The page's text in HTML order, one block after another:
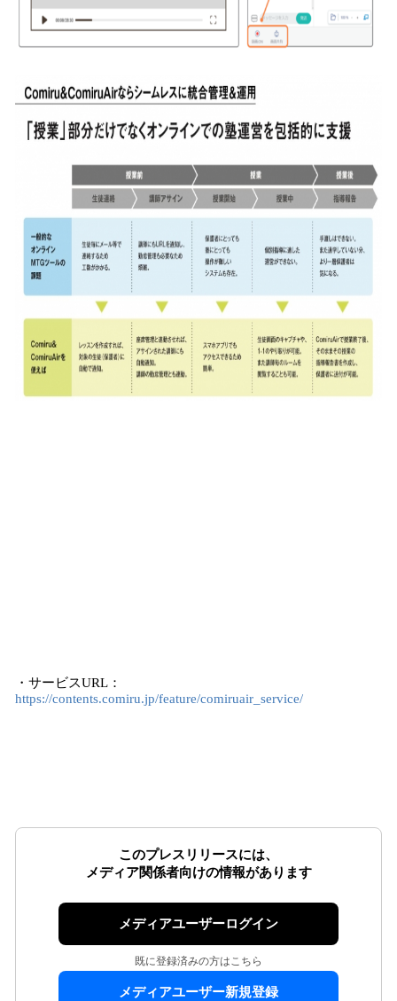
​・サービスURL：
https://contents.comiru.jp/feature/comiruair_service/
このプレスリリースには、
メディア関係者向けの情報があります
メディアユーザーログイン
既に登録済みの方はこちら
メディアユーザー新規登録